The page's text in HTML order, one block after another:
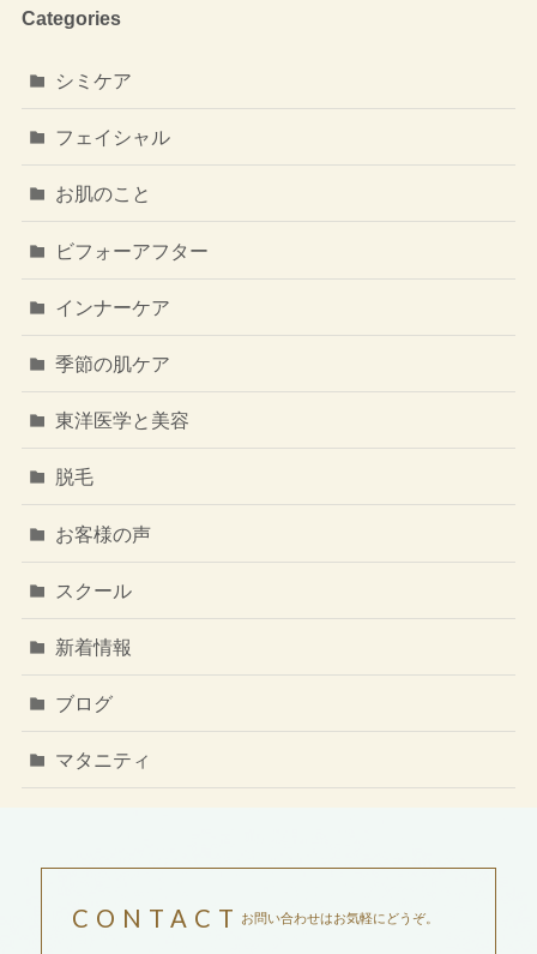
Categories
シミケア
フェイシャル
お肌のこと
ビフォーアフター
インナーケア
季節の肌ケア
東洋医学と美容
脱毛
お客様の声
スクール
新着情報
ブログ
マタニティ
CONTACT お問い合わせはお気軽にどうぞ。